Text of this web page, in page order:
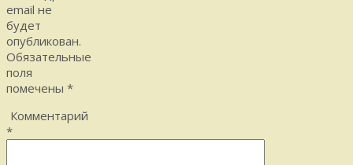
email не
будет
опубликован.
Обязательные
поля
помечены *
Комментарий
*